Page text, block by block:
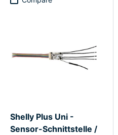
Shelly Plus Uni -
Sensor-Schnittstelle /